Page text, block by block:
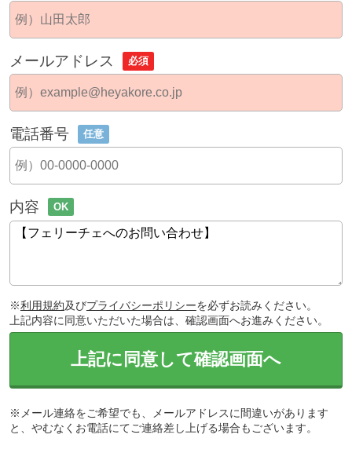
メールアドレス 必須
電話番号 任意
内容 OK
※利用規約及びプライバシーポリシーを必ずお読みください。
上記内容に同意いただいた場合は、確認画面へお進みください。
上記に同意して確認画面へ
※メール連絡をご希望でも、メールアドレスに間違いがあります
と、やむなくお電話にてご連絡差し上げる場合もございます。